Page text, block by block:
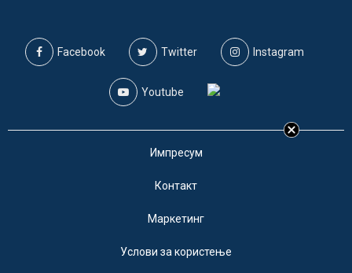
Facebook Twitter Instagram
Youtube
Импресум
Контакт
Маркетинг
Услови за користење